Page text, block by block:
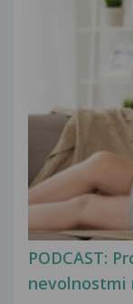
PODCAST:
nevolnostmi